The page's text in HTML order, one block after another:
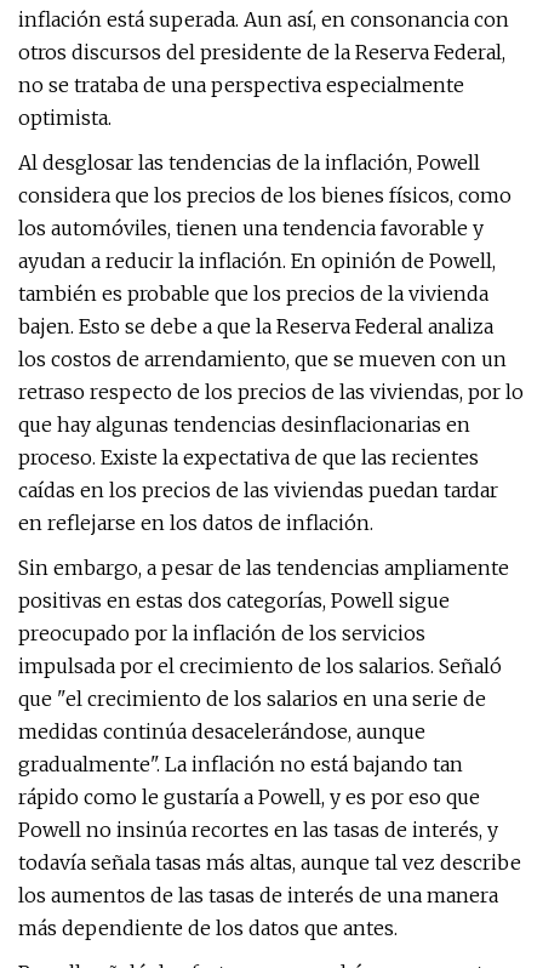
inflación está superada. Aun así, en consonancia con
otros discursos del presidente de la Reserva Federal,
no se trataba de una perspectiva especialmente
optimista.
Al desglosar las tendencias de la inflación, Powell
considera que los precios de los bienes físicos, como
los automóviles, tienen una tendencia favorable y
ayudan a reducir la inflación. En opinión de Powell,
también es probable que los precios de la vivienda
bajen. Esto se debe a que la Reserva Federal analiza
los costos de arrendamiento, que se mueven con un
retraso respecto de los precios de las viviendas, por lo
que hay algunas tendencias desinflacionarias en
proceso. Existe la expectativa de que las recientes
caídas en los precios de las viviendas puedan tardar
en reflejarse en los datos de inflación.
Sin embargo, a pesar de las tendencias ampliamente
positivas en estas dos categorías, Powell sigue
preocupado por la inflación de los servicios
impulsada por el crecimiento de los salarios. Señaló
que "el crecimiento de los salarios en una serie de
medidas continúa desacelerándose, aunque
gradualmente". La inflación no está bajando tan
rápido como le gustaría a Powell, y es por eso que
Powell no insinúa recortes en las tasas de interés, y
todavía señala tasas más altas, aunque tal vez describe
los aumentos de las tasas de interés de una manera
más dependiente de los datos que antes.